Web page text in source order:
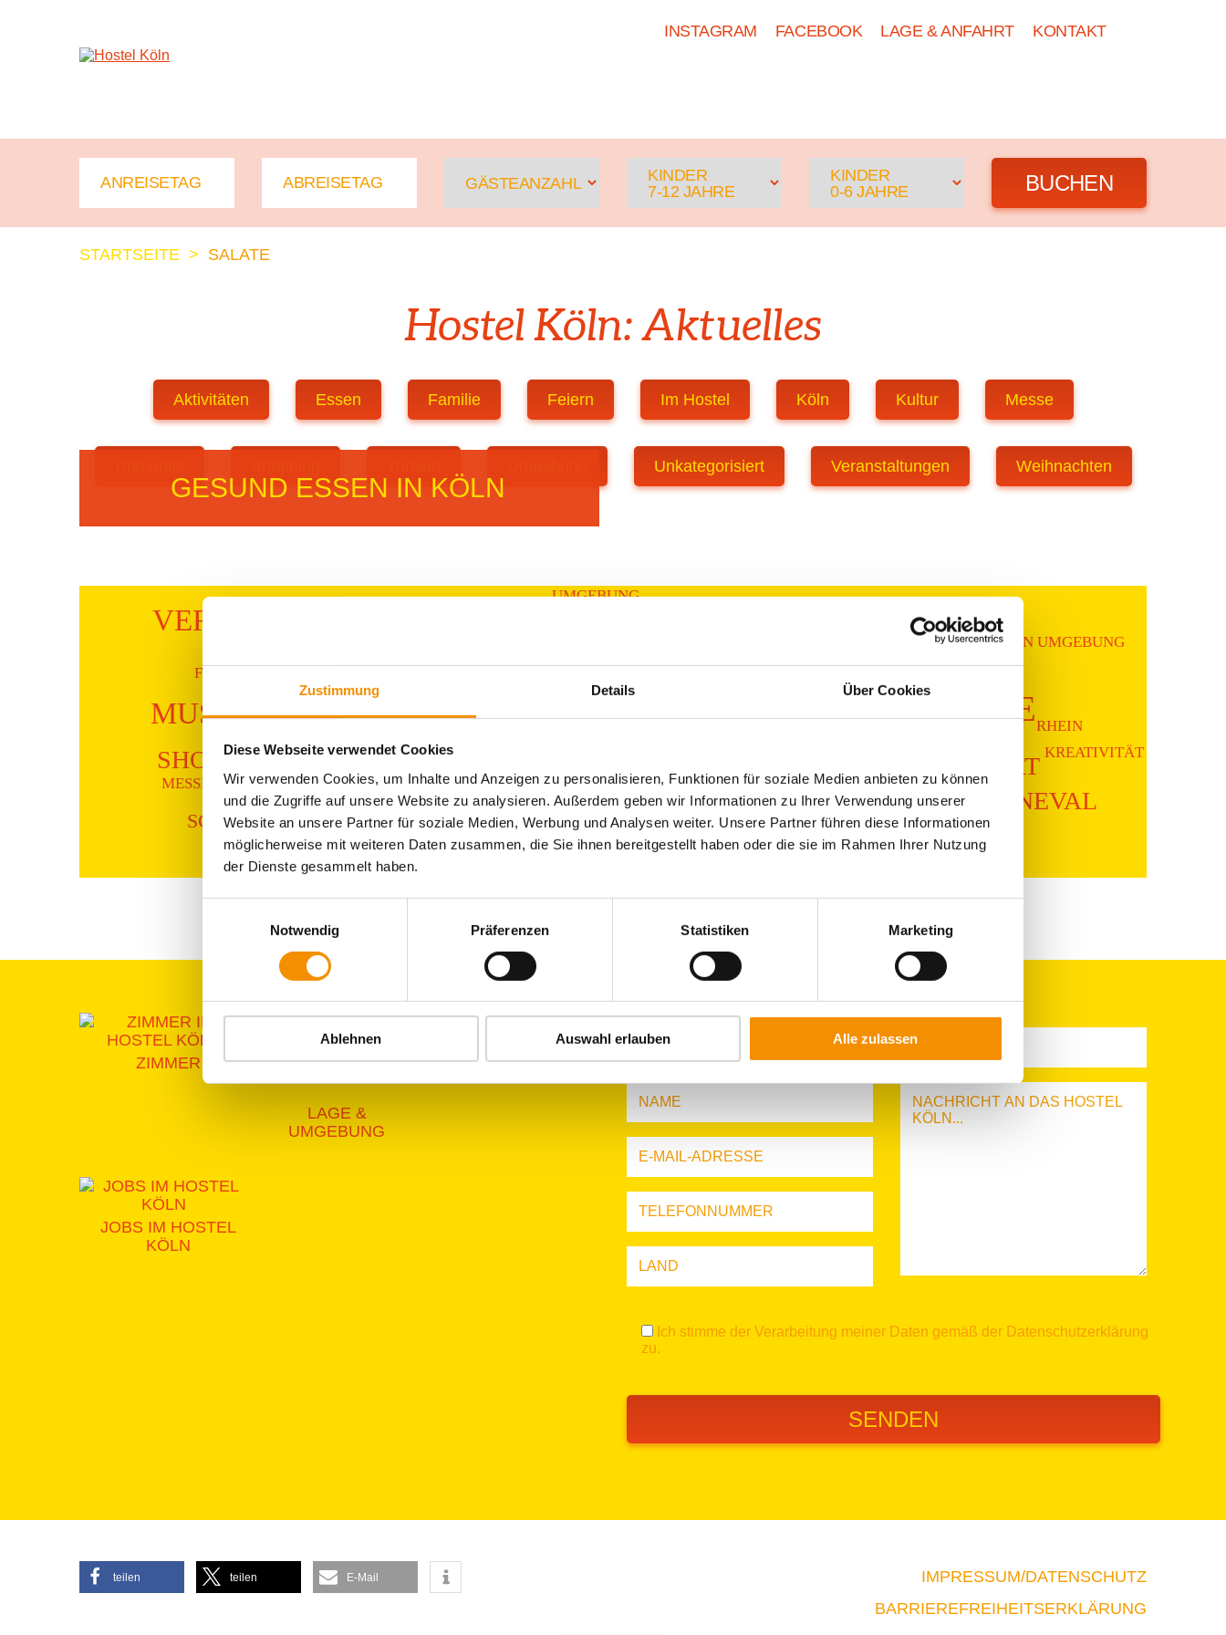
Zustimmung Details Über Cookies
Diese Webseite verwendet Cookies
Wir verwenden Cookies, um Inhalte und Anzeigen zu personalisieren, Funktionen für soziale Medien anbieten zu können
und die Zugriffe auf unsere Website zu analysieren. Außerdem geben wir Informationen zu Ihrer Verwendung unserer
Website an unsere Partner für soziale Medien, Werbung und Analysen weiter. Unsere Partner führen diese Informationen
möglicherweise mit weiteren Daten zusammen, die Sie ihnen bereitgestellt haben oder die sie im Rahmen Ihrer Nutzung
der Dienste gesammelt haben.
Notwendig
Präferenzen Statistiken Marketing
Ablehnen Auswahl erlauben Alle zulassen
INSTAGRAM FACEBOOK LAGE & ANFAHRT KONTAKT
GÄSTEANZAHL
KINDER
7-12 JAHRE
KINDER
0-6 JAHRE
STARTSEITE > SALATE
Hostel Köln: Aktuelles
Aktivitäten Essen Familie Feiern Im Hostel Köln Kultur Messe
Unkategorisiert Veranstaltungen Weihnachten
GESUND ESSEN IN KÖLN
KÖLN
COLOGNE
FAMILY
AKTIVITÄTEN
ESSEN FÜR ALLE
TYPISCH KÖLN EINZIGARTIG
PARTY
ACTION
DRINKS
EVENTS
MUSIC
VERANSTALTUNGEN
KÖLN BEI NACHT
SPORT
KUNST
SHOPPING
KARNEVAL
SUMMERTIME
SCHWIMMEN
FESTIVAL
KREATIVITÄT
MESSE
RHEIN
SÜSSES
UMGEBUNG
KÖLN UMGEBUNG
MESSEN SIGHTSEEING
ZIMMER
GRUPPEN
LAGE &
UMGEBUNG
JOBS IM HOSTEL
KÖLN
Ich stimme der Verarbeitung meiner Daten gemäß der Datenschutzerklärung
zu.
teilen teilen E-Mail
IMPRESSUM/DATENSCHUTZ
BARRIEREFREIHEITSERKLÄRUNG